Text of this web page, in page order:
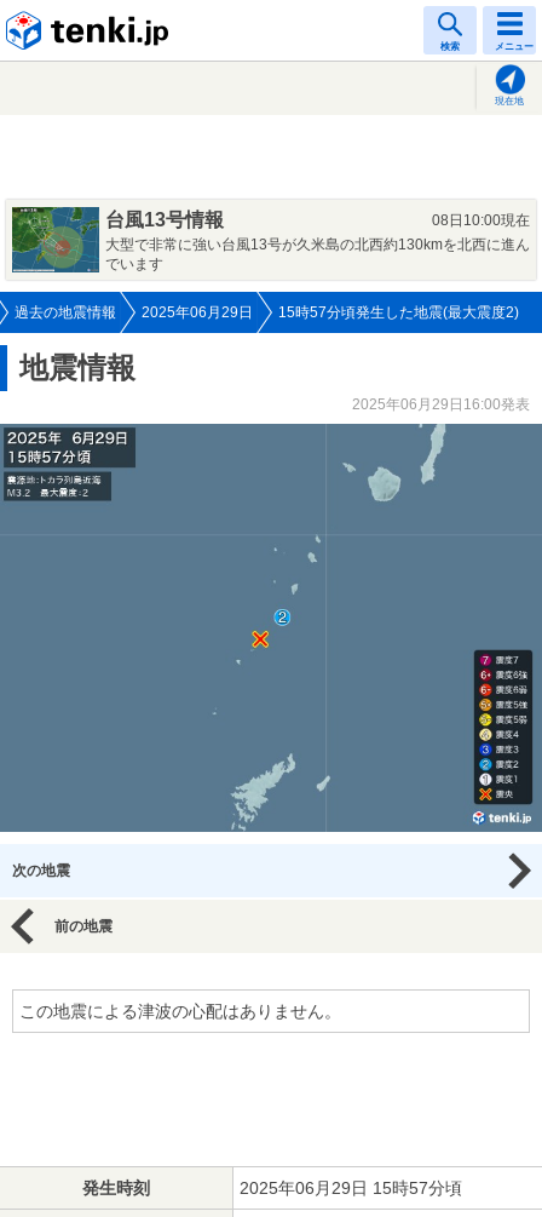
検索 メニュー
現在地
台風13号情報
08日10:00現在
大型で非常に強い台風13号が久米島の北西約130kmを北西に進ん
でいます
過去の地震情報 2025年06月29日 15時57分頃発生した地震(最大震度2)
地震情報
2025年06月29日16:00発表
次の地震
前の地震
この地震による津波の心配はありません。
発生時刻 2025年06月29日 15時57分頃